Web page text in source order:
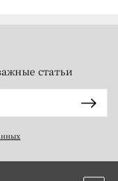
статьи